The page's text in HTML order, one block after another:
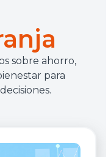
sobre ahorro,
para